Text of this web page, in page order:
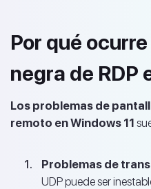
Por qué
negra de RDP
Los problemas de
remoto en Windows 11
Problemas de
UDP puede ser